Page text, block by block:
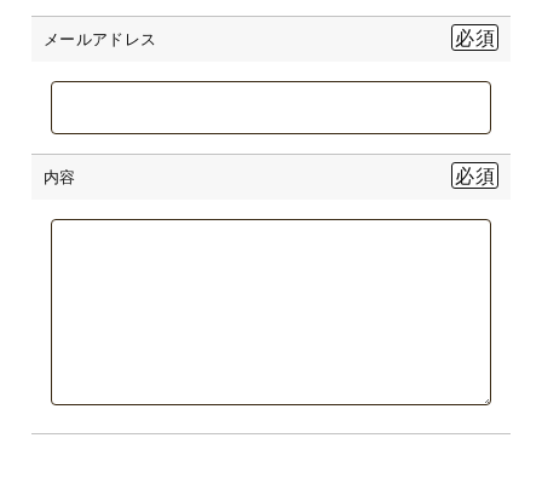
メールアドレス
内容